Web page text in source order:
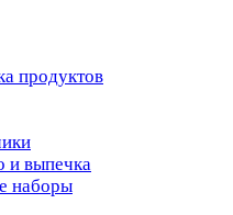
продуктов
и выпечка
наборы